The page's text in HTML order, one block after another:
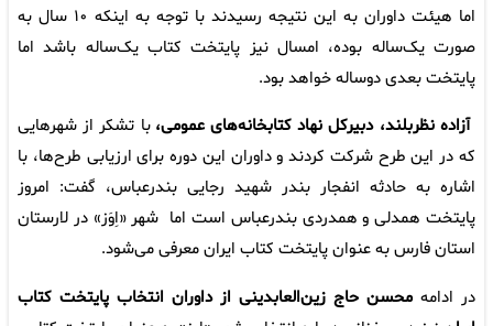
اما هیئت داوران به این نتیجه رسیدند با توجه به اینکه ۱۰ سال به
صورت یک‌ساله بوده، امسال نیز پایتخت کتاب یک‌ساله باشد اما
پایتخت بعدی دوساله خواهد بود.
آزاده نظربلند، دبیرکل نهاد کتابخانه‌های عمومی، با تشکر از شهرهایی
که در این طرح شرکت کردند و داوران این دوره برای ارزیابی طرح‌ها، با
اشاره به حادثه انفجار بندر شهید رجایی بندرعباس، گفت: امروز
پایتخت همدلی و همدردی بندرعباس است اما شهر «اِوَز» در لارستان
استان فارس به عنوان پایتخت کتاب ایران معرفی می‌شود.
در ادامه محسن حاج‌ زین‌العابدینی از داوران انتخاب پایتخت کتاب